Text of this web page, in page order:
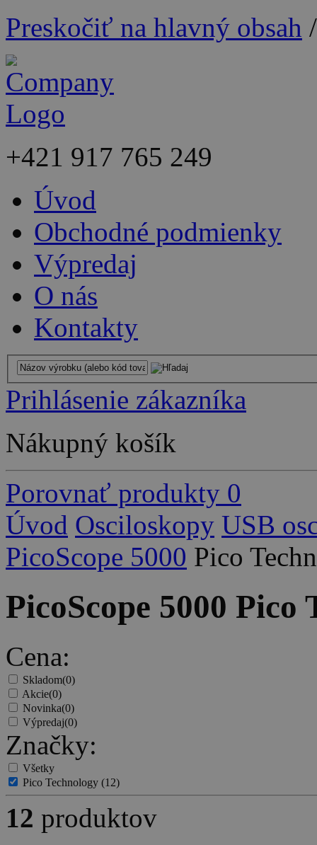
Preskočiť na hlavný obsah
+421 917 765 249
Úvod
Obchodné podmienky
Výpredaj
O nás
Kontakty
Prihlásenie zákazníka
Nákupný košík
Porovnať produkty 0
Úvod Osciloskopy USB
PicoScope 5000 Pico
PicoScope 5000 Pico
Cena:
Skladom(0)
Akcie(0)
Novinka(0)
Výpredaj(0)
Značky:
Všetky
Pico Technology (12)
12 produktov